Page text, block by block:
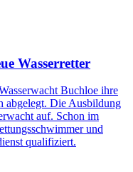
Wasserretter
Buchloe ihre
abgelegt. Die Ausbildung
auf. Schon im
und
qualifiziert.